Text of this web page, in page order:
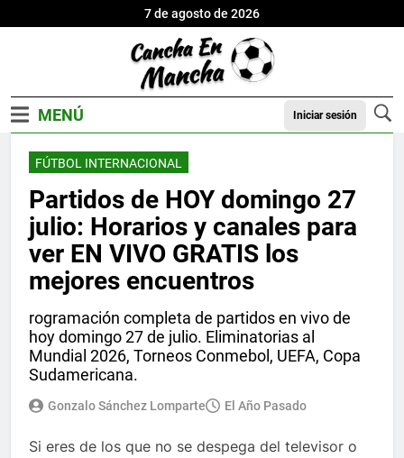
7 de agosto de 2026
Iniciar sesión
FÚTBOL INTERNACIONAL
Partidos de HOY domingo 27
julio: Horarios y canales para
ver EN VIVO GRATIS los
mejores encuentros
rogramación completa de partidos en vivo de
hoy domingo 27 de julio. Eliminatorias al
Mundial 2026, Torneos Conmebol, UEFA, Copa
Sudamericana.
Gonzalo Sánchez Lomparte El Año Pasado
Si eres de los que no se despega del televisor o